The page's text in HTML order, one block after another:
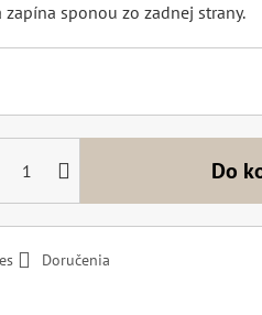
sponou zo zadnej strany.
Do
Doručenia